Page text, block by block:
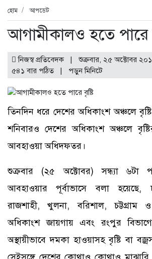
হোম আপডেট
আগামীকালও হতে পারে
নিজস্ব প্রতিবেদক | শুক্রবার, ২৫ অক্টোবর
৫৪১ বার পঠিত
| পড়ুনমিনিটে
তিনদিন ধরে দেশের অধিকাংশ অঞ্চলে
শনিবারও দেশের অধিকাংশ অঞ্চলে
আবহাওয়া অধিদফতর।
শুক্রবার (২৫ অক্টোবর) সন্ধ্যা ৬টা
আবহাওয়ার পূর্বাভাসে বলা হয়েছে,
রাজশাহী, খুলনা, বরিশাল, চট্টগ্রাম
অধিকাংশ জায়গায় এবং রংপুর
অস্থায়ীভাবে দমকা হাওয়াসহ বৃষ্টি বা